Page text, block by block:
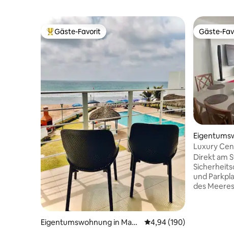
Beliebter Gäste-Favorit.
Gäste-Favorit
Eigentumswohnung in Man
Durchschnittliche
4,94 (190)
Gäste-
Gäste-
Elena
Luxury
Direkt am
und
des